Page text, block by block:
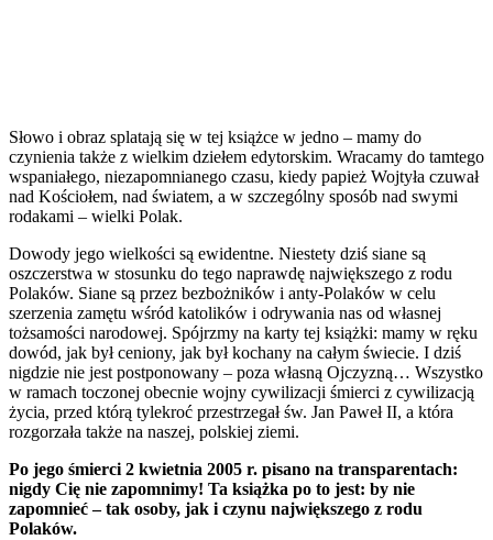
Słowo i obraz splatają się w tej książce w jedno – mamy do
czynienia także z wielkim dziełem edytorskim. Wracamy do tamtego
wspaniałego, niezapomnianego czasu, kiedy papież Wojtyła czuwał
nad Kościołem, nad światem, a w szczególny sposób nad swymi
rodakami – wielki Polak.
Dowody jego wielkości są ewidentne. Niestety dziś siane są
oszczerstwa w stosunku do tego naprawdę największego z rodu
Polaków. Siane są przez bezbożników i anty-Polaków w celu
szerzenia zamętu wśród katolików i odrywania nas od własnej
tożsamości narodowej. Spójrzmy na karty tej książki: mamy w ręku
dowód, jak był ceniony, jak był kochany na całym świecie. I dziś
nigdzie nie jest postponowany – poza własną Ojczyzną… Wszystko
w ramach toczonej obecnie wojny cywilizacji śmierci z cywilizacją
życia, przed którą tylekroć przestrzegał św. Jan Paweł II, a która
rozgorzała także na naszej, polskiej ziemi.
Po jego śmierci 2 kwietnia 2005 r. pisano na transparentach:
nigdy Cię nie zapomnimy! Ta książka po to jest: by nie
zapomnieć – tak osoby, jak i czynu największego z rodu
Polaków.